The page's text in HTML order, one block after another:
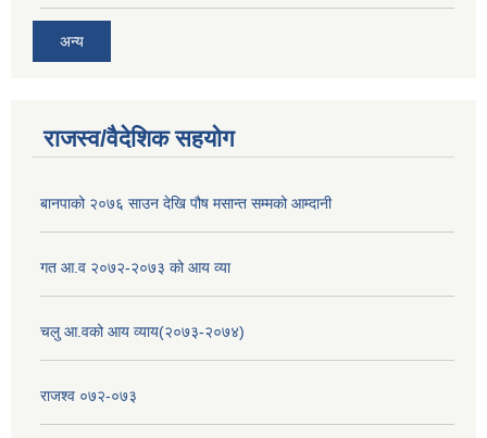
अन्य
राजस्व/वैदेशिक सहयोग
बानपाको २०७६ साउन देखि पौष मसान्त सम्मको आम्दानी
गत आ.व २०७२-२०७३ को आय व्या
चलु आ.वको आय व्याय(२०७३-२०७४)
राजश्व ०७२-०७३